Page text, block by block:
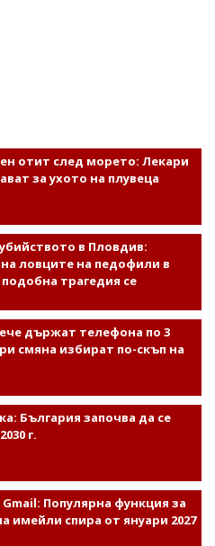
отит след морето: Лекари
за ухото на плувеца
в Пловдив:
ловците на педофили в
трагедия се
държат телефона по 3
смяна избират по-скъп на
България започва да се
г.
Популярна функция за
имейли спира от януари 2027